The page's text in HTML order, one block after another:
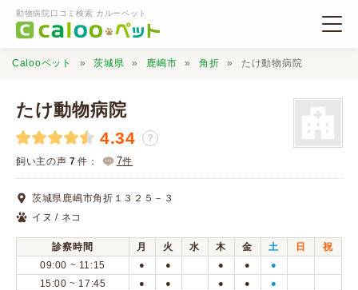
動物病院口コミ検索 カルーペット
動物病院検索
口コミ検索
Calooペットとは？
Calooペット 茨城県 鹿嶋市 角折 たけ動物病院
たけ動物病院
4.34 ？
飼い主の声 7 件： 7件
茨城県鹿嶋市角折１３２５－３
イヌ / ネコ
診察時間 月 火 水 木 金 土 日
祝
09:00 ~ 11:15
● ● ● ● ●
15:00 ~ 17:45 ● ● ● ● ●